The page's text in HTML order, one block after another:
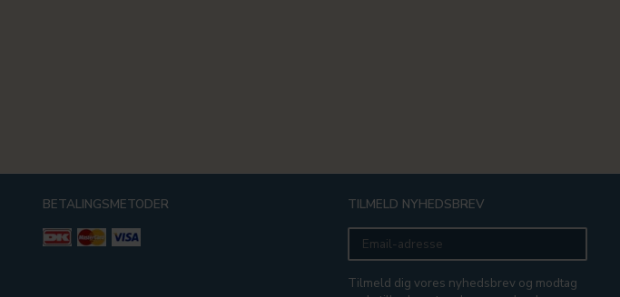
BETALINGSMETODER
TILMELD NYHEDSBREV
Email-
adresse
Tilmeld dig vores nyhedsbrev og modtag